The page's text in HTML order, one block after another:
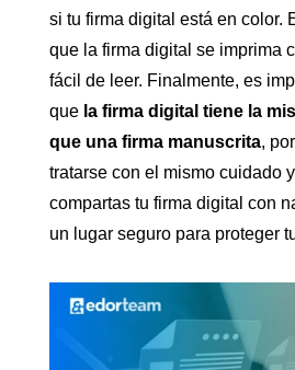
si tu firma digital está en color.
que la firma digital se imprima
fácil de leer. Finalmente, es
que la firma digital tiene la
que una firma manuscrita,
tratarse con el mismo cuidado
compartas tu firma digital con
un lugar seguro para proteger